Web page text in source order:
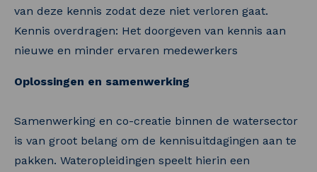
van deze kennis zodat deze niet verloren gaat.
Kennis overdragen: Het doorgeven van kennis aan
nieuwe en minder ervaren medewerkers
Oplossingen en samenwerking
Samenwerking en co-creatie binnen de watersector
is van groot belang om de kennisuitdagingen aan te
pakken. Wateropleidingen speelt hierin een